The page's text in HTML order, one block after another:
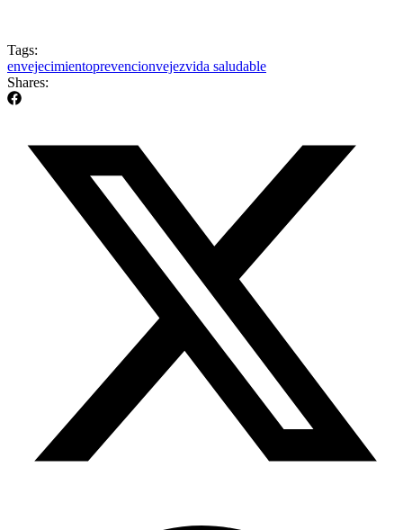
Tags:
envejecimientoprevencionvejezvida saludable
Shares: